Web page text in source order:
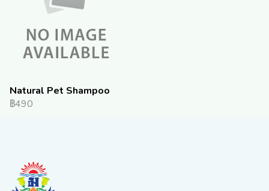
Natural Pet Shampoo
฿490